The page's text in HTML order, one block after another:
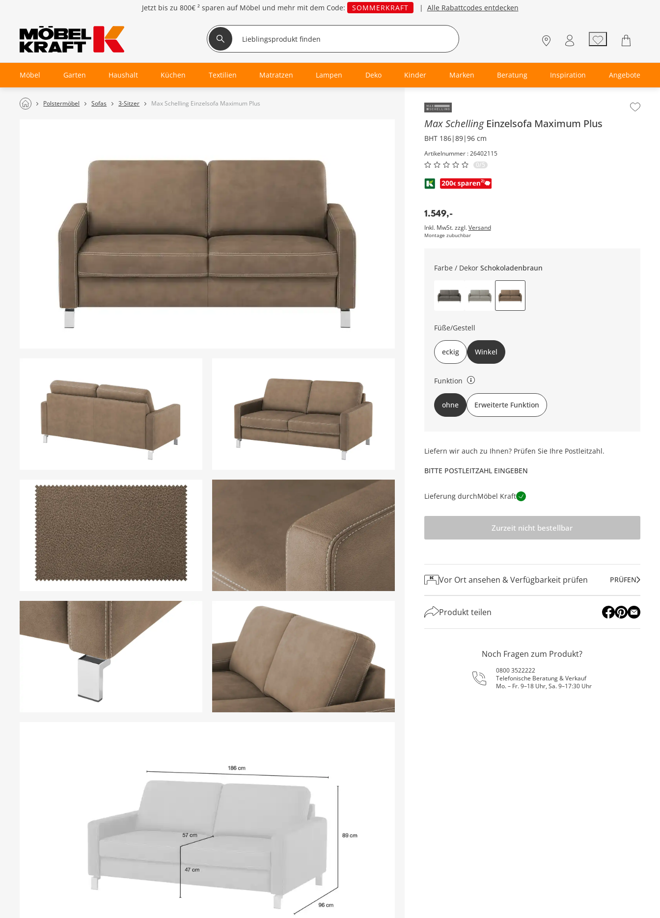
Jetzt bis zu 800€ ² sparen auf Möbel und mehr mit dem Code: SOMMERKRAFT | Alle Rabattcodes entdecken
Möbel Garten Haushalt Küchen Textilien Matratzen Lampen Deko Kinder Marken Beratung Inspiration Angebote
Polstermöbel Sofas 3-Sitzer Max Schelling Einzelsofa Maximum Plus Inhalt der Seitenleiste überspringen - Zum Seitenende
Max Schelling Einzelsofa Maximum Plus
BHT 186|89|96 cm
Artikelnummer : 26402115
0/5
1.549,-
Inkl. MwSt. zzgl.Versand
Montage zubuchbar
Farbe / Dekor Schokoladenbraun
Füße/Gestell
eckig Winkel
Funktion
ohne Funktion: keine Erweiterte Funktion: teilmotorische Relaxfunktion
ohne Erweiterte Funktion
Liefern wir auch zu Ihnen? Prüfen Sie Ihre Postleitzahl.
BITTE POSTLEITZAHL EINGEBEN
Lieferung durchMöbel Kraft
Zurzeit nicht bestellbar
Vor Ort ansehen & Verfügbarkeit prüfen PRÜFEN
Produkt teilen
Noch Fragen zum Produkt?
0800 3522222
Telefonische Beratung & Verkauf
Mo. – Fr. 9–18 Uhr, Sa. 9–17:30 Uhr